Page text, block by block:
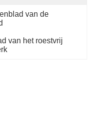
van de
van het roestvrij